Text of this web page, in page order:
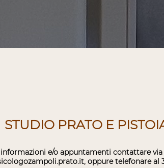
STUDIO PRATO E
informazioni e/o appuntamenti contattare
oppure telefonare al